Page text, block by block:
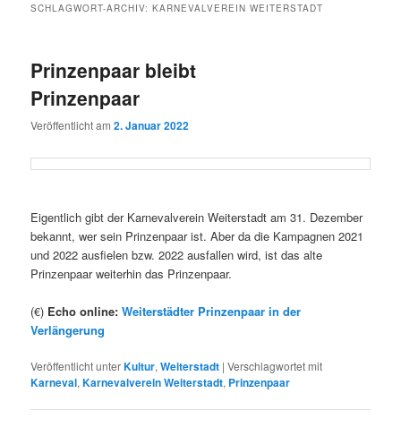
SCHLAGWORT-ARCHIV:KARNEVALVEREIN WEITERSTADT
Prinzenpaar bleibt
Prinzenpaar
Veröffentlicht am2. Januar 2022
Eigentlich gibt der Karnevalverein Weiterstadt am 31. Dezember
bekannt, wer sein Prinzenpaar ist. Aber da die Kampagnen 2021
und 2022 ausfielen bzw. 2022 ausfallen wird, ist das alte
Prinzenpaar weiterhin das Prinzenpaar.
(€) Echo online:Weiterstädter Prinzenpaar in der
Verlängerung
Veröffentlicht unterKultur,Weiterstadt |Verschlagwortet mit
Karneval,Karnevalverein Weiterstadt, Prinzenpaar